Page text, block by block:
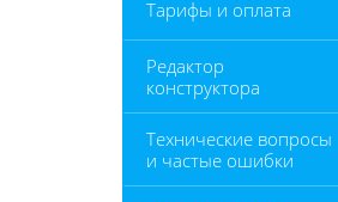
Тарифы и оплата
Редактор
конструктора
Технические вопросы
и частые ошибки